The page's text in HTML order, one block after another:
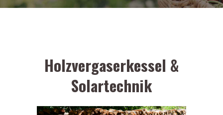
Holzvergaserkessel &
Solartechnik